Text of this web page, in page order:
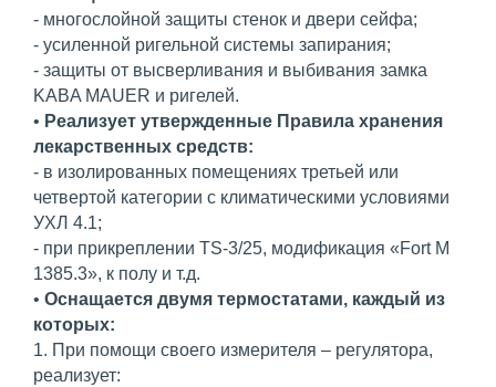
- многослойной защиты стенок и двери сейфа;
- усиленной ригельной системы запирания;
- защиты от высверливания и выбивания замка
KABA MAUER и ригелей.
• Реализует утвержденные Правила хранения
лекарственных средств:
- в изолированных помещениях третьей или
четвертой категории с климатическими условиями
УХЛ 4.1;
- при прикреплении TS-3/25, модификация «Fort М
1385.3», к полу и т.д.
• Оснащается двумя термостатами, каждый из
которых:
1. При помощи своего измерителя – регулятора,
реализует: